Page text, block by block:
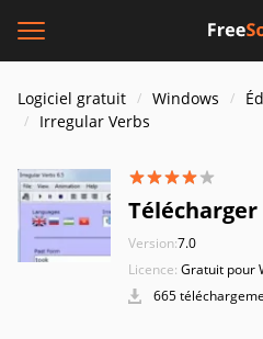
Logiciel gratuit Windows
Irregular Verbs
Version:7.0
Licence: Gratuit pour
665